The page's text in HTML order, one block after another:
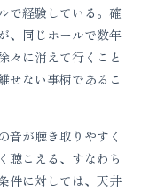
で経験している。確
、同じホールで数年
々に消えて行くこと
せない事柄であるこ
音が聴き取りやすく
聴こえる、すなわち
件に対しては、天井